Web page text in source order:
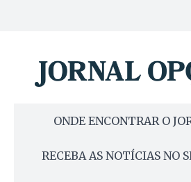
ONDE ENCONTRAR O
RECEBA AS NOTÍCIAS NO